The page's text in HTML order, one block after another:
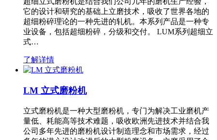
它的设计和研究的基础上立磨技术，吸收了世界各地的
超细粉碎理论的一种先进的轧机。本系列产品是一种专
业设备，包括超细粉碎，分级和交付。 LUM系列超细立
式…
了解详情
LM 立式磨粉机
立式磨粉机是一种大型磨粉机，专门为解决工业磨机产
量低、耗能高等技术难题，吸收欧洲先进技术并结合我
公司多年先进的磨粉机设计制造理念和市场需求，经过